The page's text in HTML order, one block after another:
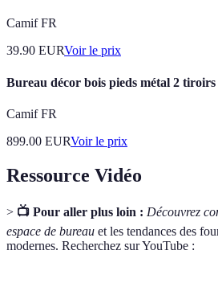
Camif FR
39.90 EURVoir le prix
Bureau décor bois pieds métal 2
Camif FR
899.00 EURVoir le prix
Ressource Vidéo
> 📺 Pour aller plus loin : Découvrez
espace de bureau et les tendances des
modernes. Recherchez sur YouTube :